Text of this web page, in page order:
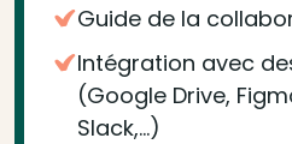
Guide de la
Intégration avec
(Google Drive,
Slack,...)